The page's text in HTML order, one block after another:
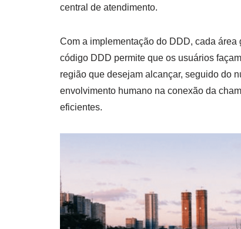
central de atendimento.
Com a implementação do DDD, cada
código DDD permite que os usuários
região que desejam alcançar, seguido do
envolvimento humano na conexão da
eficientes.